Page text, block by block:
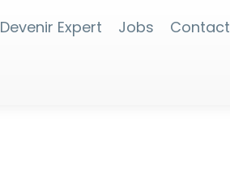
Devenir Expert Jobs Contact